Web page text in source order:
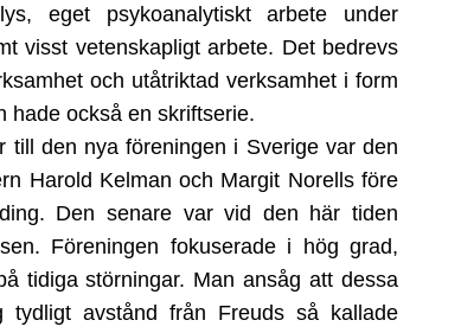
eget psykoanalytiskt arbete under
visst vetenskapligt arbete. Det bedrevs
och utåtriktad verksamhet i form
hade också en skriftserie.
till den nya föreningen i Sverige var den
Harold Kelman och Margit Norells före
Den senare var vid den här tiden
Föreningen fokuserade i hög grad,
tidiga störningar. Man ansåg att dessa
tydligt avstånd från Freuds så kallade